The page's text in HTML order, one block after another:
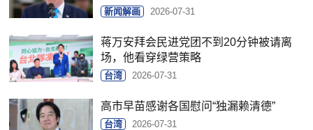
新闻解画 2026-07-31
蒋万安拜会民进党团不到20分钟被请离
场，他看穿绿营策略
台湾 2026-07-31
高市早苗感谢各国慰问“独漏赖清德”
台湾 2026-07-31